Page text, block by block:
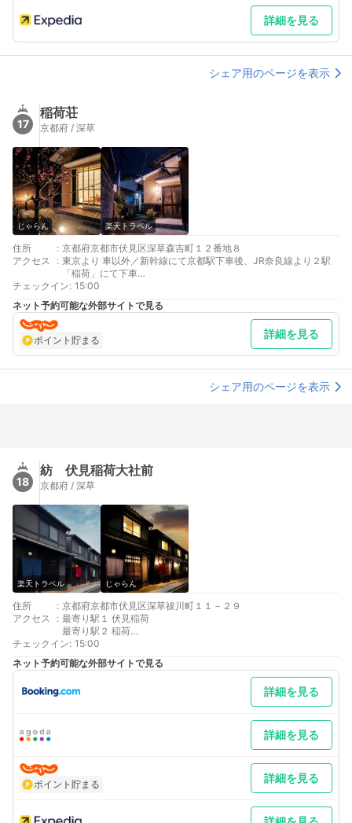
詳細を見る
シェア用のページを表示
17
稲荷荘
京都府 / 深草
じゃらん 楽天トラベル
住所 : 京都府京都市伏見区深草森吉町１２番地８
アクセス
: 東京より 車以外／新幹線にて京都駅下車後、JR奈良線より２駅
「稲荷」にて下車
大阪より 車以外／京阪電車にて鳥羽街道駅或いは伏見稲荷駅にて
下車後、徒歩4分
最寄り駅１ 伏見稲荷
最寄り駅３ 稲荷
補足 車／お車でお越しの方は、施設より徒歩2分のファミリーマ
チェックイン: 15:00
ネット予約可能な外部サイトで見る
ポイント貯まる 詳細を見る
シェア用のページを表示
18
紡 伏見稲荷大社前
京都府 / 深草
楽天トラベル じゃらん
住所 : 京都府京都市伏見区深草祓川町１１－２９
アクセス
: 最寄り駅１ 伏見稲荷
最寄り駅２ 稲荷
最寄り駅３ 鳥羽街道
チェックイン: 15:00
ネット予約可能な外部サイトで見る
詳細を見る
詳細を見る
ポイント貯まる 詳細を見る